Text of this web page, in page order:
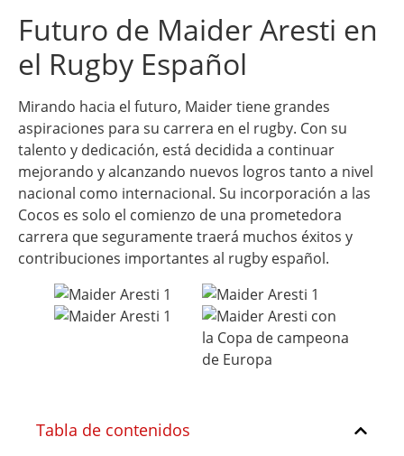
Futuro de Maider Aresti en
el Rugby Español
Mirando hacia el futuro, Maider tiene grandes
aspiraciones para su carrera en el rugby. Con su
talento y dedicación, está decidida a continuar
mejorando y alcanzando nuevos logros tanto a nivel
nacional como internacional. Su incorporación a las
Cocos es solo el comienzo de una prometedora
carrera que seguramente traerá muchos éxitos y
contribuciones importantes al rugby español.
Tabla de contenidos